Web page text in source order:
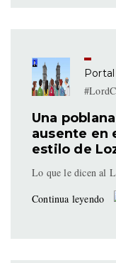
Portal
Una
ausente en
estilo de
Lo que le dicen al
Continua leyendo